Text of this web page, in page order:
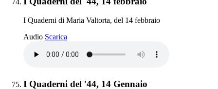
I Quaderni di Maria Valtorta, del 14 febbraio
Audio Scarica
Elemento 75:
I Quaderni del '44, 14 Gennaio